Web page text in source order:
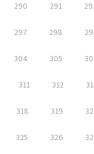
290 291
297 298
304 305
311 312
318 319
325 326